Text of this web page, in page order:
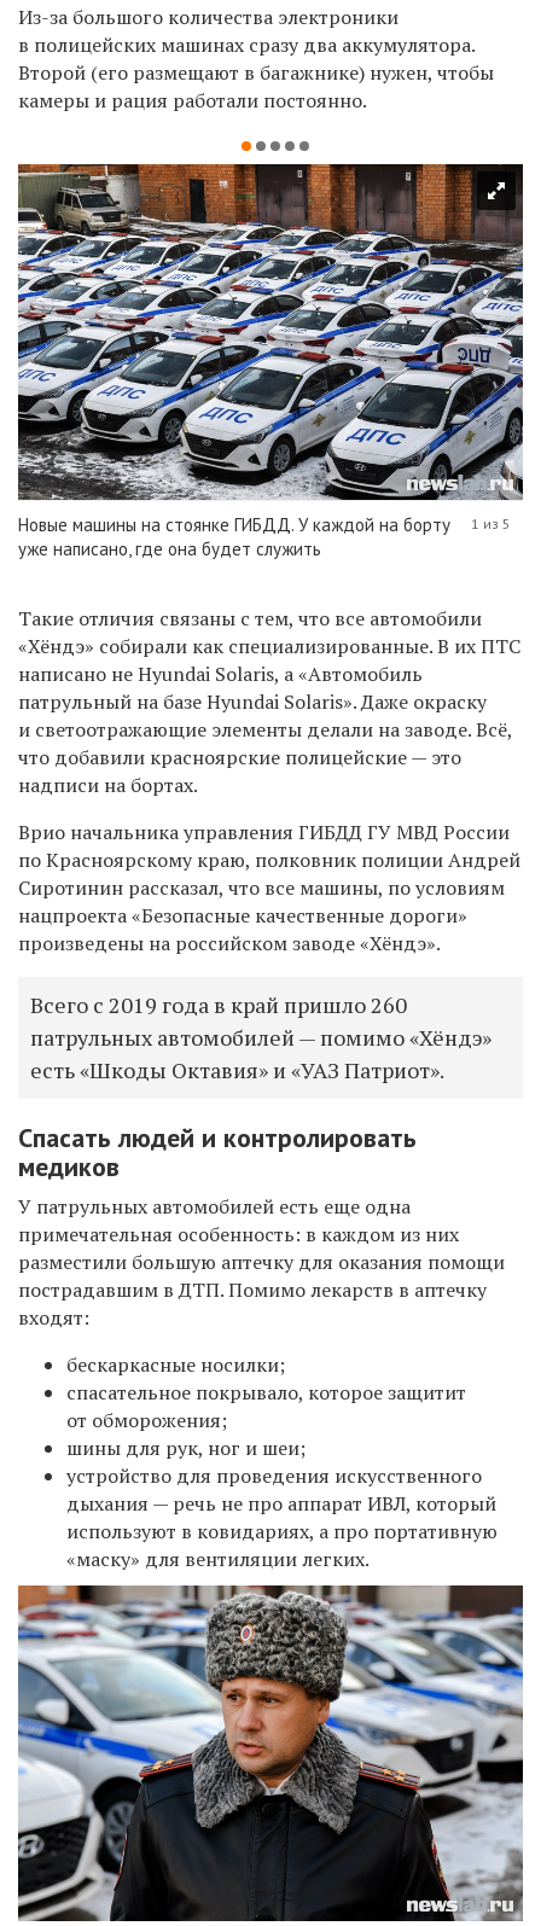
Из-за большого количества электроники
в полицейских машинах сразу два аккумулятора.
Второй (его размещают в багажнике) нужен, чтобы
камеры и рация работали постоянно.
Новые машины на стоянке ГИБДД. У каждой на борту
уже написано, где она будет служить
1 из 5
Такие отличия связаны с тем, что все автомобили
«Хёндэ» собирали как специализированные. В их ПТС
написано неHyundai Solaris, а «Автомобиль
патрульный на базе Hyundai Solaris». Даже окраску
и светоотражающие элементы делали на заводе. Всё,
что добавили красноярские полицейские — это
надписи на бортах.
Врио начальника управления ГИБДД ГУ МВД России
по Красноярскому краю, полковник полиции Андрей
Сиротинин рассказал, что все машины, по условиям
нацпроекта«Безопасные качественные дороги»
произведены на российском заводе «Хёндэ».
Всего с 2019 года в край пришло 260
патрульных автомобилей — помимо «Хёндэ»
есть «Шкоды Октавия» и «УАЗ Патриот».
Спасать людей и контролировать
медиков
У патрульных автомобилей есть еще одна
примечательная особенность: в каждом из них
разместили большую аптечку для оказания помощи
пострадавшим в ДТП. Помимо лекарств в аптечку
входят:
бескаркасные носилки;
спасательное покрывало, которое защитит
от обморожения;
шины для рук, ног и шеи;
устройство для проведения искусственного
дыхания — речь не про аппарат ИВЛ, который
используют в ковидариях, а про портативную
«маску» для вентиляции легких.